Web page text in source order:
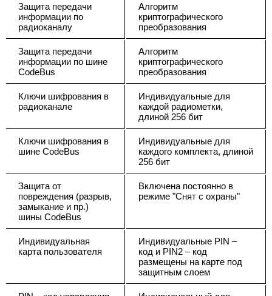
Защита передачи
информации по
радиоканалу
Алгоритм
криптографического
преобразования
Защита передачи
информации по шине
CodeBus
Алгоритм
криптографического
преобразования
Ключи шифрования в
радиоканале
Индивидуальные для
каждой радиометки,
длиной 256 бит
Ключи шифрования в
шине CodeBus
Индивидуальные для
каждого комплекта, длиной
256 бит
Защита от
повреждения (разрыв,
замыкание и пр.)
шины CodeBus
Включена постоянно в
режиме "Снят с охраны"
Индивидуальная
карта пользователя
Индивидуальные PIN –
код и PIN2 – код
размещены на карте под
защитным слоем